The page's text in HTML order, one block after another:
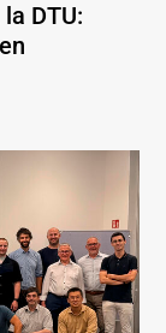
DTU: